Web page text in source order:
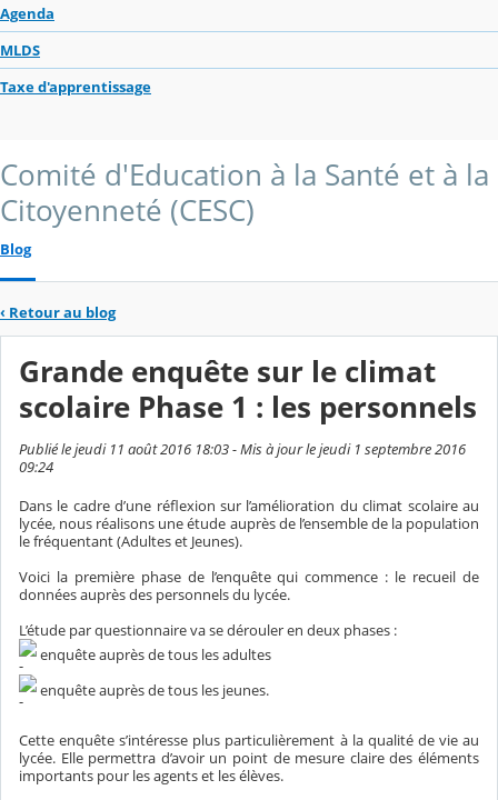
Agenda
MLDS
Taxe d'apprentissage
Comité d'Education à la Santé et à la
Citoyenneté (CESC)
Blog
‹ Retour au blog
Grande enquête sur le climat
scolaire Phase 1 : les personnels
Publié le jeudi 11 août 2016 18:03 - Mis à jour le jeudi 1 septembre 2016
09:24
Dans le cadre d’une réflexion sur l’amélioration du climat scolaire au
lycée, nous réalisons une étude auprès de l’ensemble de la population
le fréquentant (Adultes et Jeunes).
Voici la première phase de l’enquête qui commence : le recueil de
données auprès des personnels du lycée.
L’étude par questionnaire va se dérouler en deux phases :
enquête auprès de tous les adultes
enquête auprès de tous les jeunes.
Cette enquête s’intéresse plus particulièrement à la qualité de vie au
lycée. Elle permettra d’avoir un point de mesure claire des éléments
importants pour les agents et les élèves.